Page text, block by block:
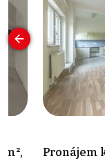
Pronájem